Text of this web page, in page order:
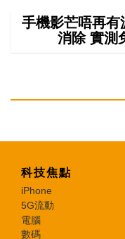
手機影芒唔再
消除 實測
科技焦點
iPhone
5G流動
電腦
數碼